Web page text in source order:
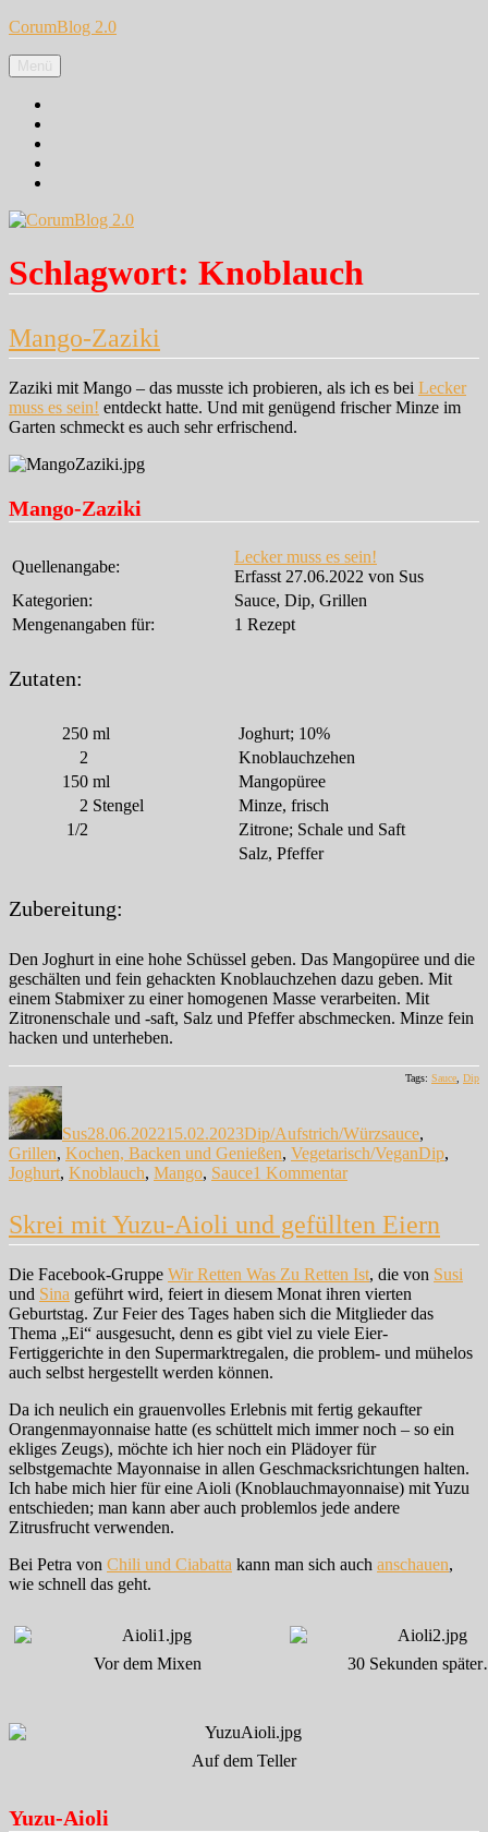
Zum
springen
CorumBlog 2.0
Menü
Schlagwort: Knoblauch
Mango-Zaziki
Zaziki mit Mango – das musste ich probieren, als ich es bei Lecker
muss es sein! entdeckt hatte. Und mit genügend frischer Minze im
Garten schmeckt es auch sehr erfrischend.
Mango-Zaziki
Quellenangabe:
Lecker muss es sein!
Erfasst 27.06.2022 von Sus
Kategorien:
Sauce, Dip, Grillen
Mengenangaben für:
1 Rezept
Zutaten:
250 ml
Joghurt; 10%
2
Knoblauchzehen
150 ml
Mangopüree
2 Stengel
Minze, frisch
1/2
Zitrone; Schale und Saft
Salz, Pfeffer
Zubereitung:
Den Joghurt in eine hohe Schüssel geben. Das Mangopüree und die
geschälten und fein gehackten Knoblauchzehen dazu geben. Mit
einem Stabmixer zu einer homogenen Masse verarbeiten. Mit
Zitronenschale und -saft, Salz und Pfeffer abschmecken. Minze fein
hacken und unterheben.
Tags: Sauce, Dip
Autor
Sus28.06.202215.02.2023Dip/Aufstrich/Würzsauce,
Grillen, Kochen, Backen und Genießen, Vegetarisch/VeganDip,
Joghurt, Knoblauch, Mango, Sauce1 Kommentarzu
Skrei mit Yuzu-Aioli und gefüllten Eiern
Die Facebook-Gruppe Wir Retten Was Zu Retten Ist, die von Susi
und Sina geführt wird, feiert in diesem Monat ihren vierten
Geburtstag. Zur Feier des Tages haben sich die Mitglieder das
Thema „Ei“ ausgesucht, denn es gibt viel zu viele Eier-
Fertiggerichte in den Supermarktregalen, die problem- und mühelos
auch selbst hergestellt werden können.
Da ich neulich ein grauenvolles Erlebnis mit fertig gekaufter
Orangenmayonnaise hatte (es schüttelt mich immer noch – so ein
ekliges Zeugs), möchte ich hier noch ein Plädoyer für
selbstgemachte Mayonnaise in allen Geschmacksrichtungen halten.
Ich habe mich hier für eine Aioli (Knoblauchmayonnaise) mit Yuzu
entschieden; man kann aber auch problemlos jede andere
Zitrusfrucht verwenden.
Bei Petra von Chili und Ciabatta kann man sich auch anschauen,
wie schnell das geht.
Vor dem Mixen 30 Sekunden
Auf dem Teller
Yuzu-Aioli